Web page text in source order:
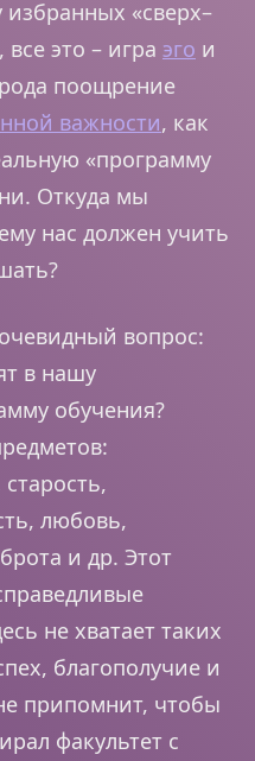
«сверх–
это – игра эго и
поощрение
важности, как
«программу
Откуда мы
нас должен учить
вопрос:
в нашу
обучения?
любовь,
и др. Этот
не хватает таких
благополучие и
припомнит, чтобы
факультет с